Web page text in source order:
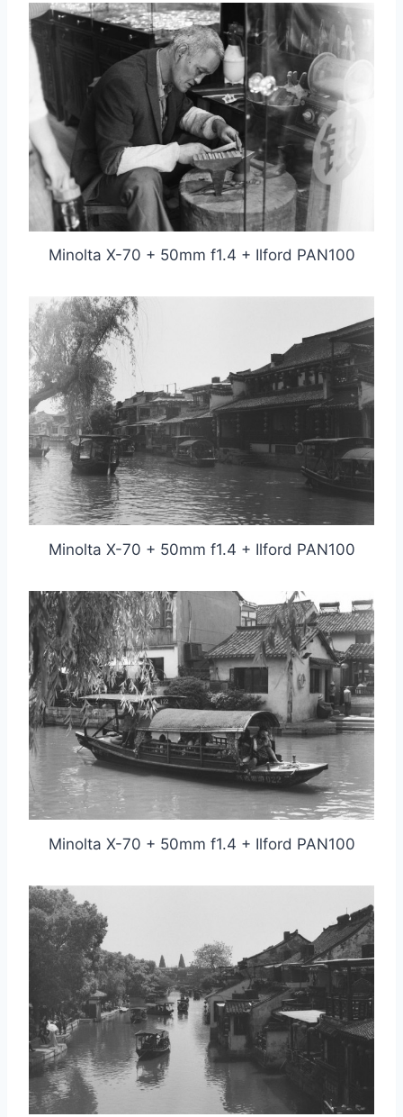
Minolta X-70 + 50mm f1.4 + Ilford PAN100
Minolta X-70 + 50mm f1.4 + Ilford PAN100
Minolta X-70 + 50mm f1.4 + Ilford PAN100